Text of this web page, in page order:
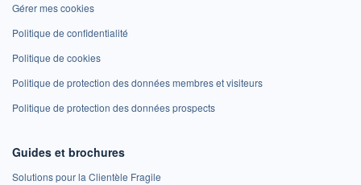
Gérer mes cookies
Politique de confidentialité
Politique de cookies
Politique de protection des données membres et visiteurs
Politique de protection des données prospects
Guides et brochures
Solutions pour la Clientèle Fragile